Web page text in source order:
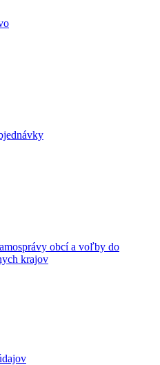
obcí a voľby do
krajov